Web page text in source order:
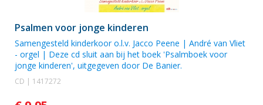
Psalmen voor jonge kinderen
Samengesteld kinderkoor o.l.v. Jacco Peene | André van Vliet
- orgel | Deze cd sluit aan bij het boek 'Psalmboek voor
jonge kinderen', uitgegeven door De Banier.
CD | 1417272